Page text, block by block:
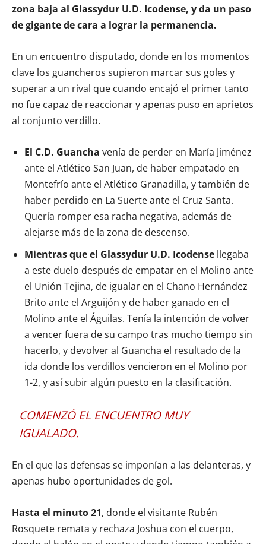
zona baja al Glassydur U.D. Icodense, y da un paso
de gigante de cara a lograr la permanencia.
En un encuentro disputado, donde en los momentos
clave los guancheros supieron marcar sus goles y
superar a un rival que cuando encajó el primer tanto
no fue capaz de reaccionar y apenas puso en aprietos
al conjunto verdillo.
El C.D. Guancha venía de perder en María Jiménez
ante el Atlético San Juan, de haber empatado en
Montefrío ante el Atlético Granadilla, y también de
haber perdido en La Suerte ante el Cruz Santa.
Quería romper esa racha negativa, además de
alejarse más de la zona de descenso.
Mientras que el Glassydur U.D. Icodense llegaba
a este duelo después de empatar en el Molino ante
el Unión Tejina, de igualar en el Chano Hernández
Brito ante el Arguijón y de haber ganado en el
Molino ante el Águilas. Tenía la intención de volver
a vencer fuera de su campo tras mucho tiempo sin
hacerlo, y devolver al Guancha el resultado de la
ida donde los verdillos vencieron en el Molino por
1-2, y así subir algún puesto en la clasificación.
COMENZÓ EL ENCUENTRO MUY
IGUALADO.
En el que las defensas se imponían a las delanteras, y
apenas hubo oportunidades de gol.
Hasta el minuto 21, donde el visitante Rubén
Rosquete remata y rechaza Joshua con el cuerpo,